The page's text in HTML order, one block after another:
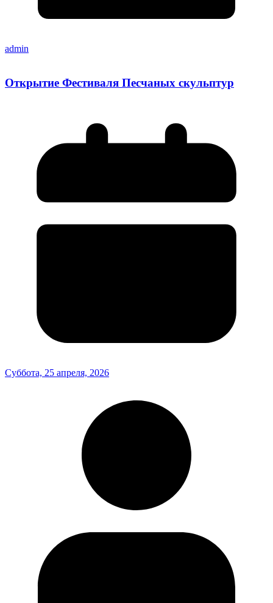
admin
Открытие Фестиваля Песчаных скульптур
Суббота, 25 апреля, 2026